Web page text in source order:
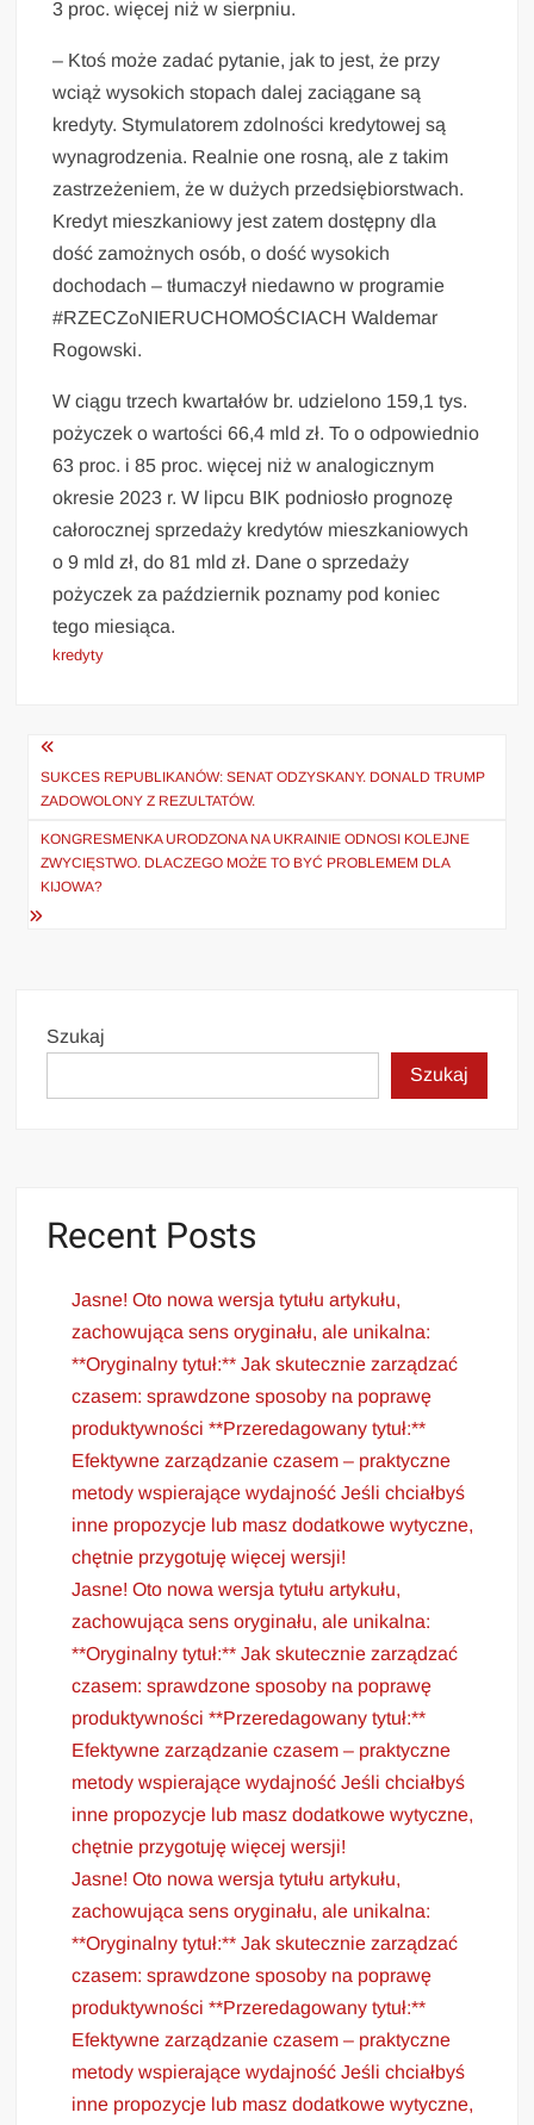
3 proc. więcej niż w sierpniu.
– Ktoś może zadać pytanie, jak to jest, że przy
wciąż wysokich stopach dalej zaciągane są
kredyty. Stymulatorem zdolności kredytowej są
wynagrodzenia. Realnie one rosną, ale z takim
zastrzeżeniem, że w dużych przedsiębiorstwach.
Kredyt mieszkaniowy jest zatem dostępny dla
dość zamożnych osób, o dość wysokich
dochodach – tłumaczył niedawno w programie
#RZECZoNIERUCHOMOŚCIACH Waldemar
Rogowski.
W ciągu trzech kwartałów br. udzielono 159,1 tys.
pożyczek o wartości 66,4 mld zł. To o odpowiednio
63 proc. i 85 proc. więcej niż w analogicznym
okresie 2023 r. W lipcu BIK podniosło prognozę
całorocznej sprzedaży kredytów mieszkaniowych
o 9 mld zł, do 81 mld zł. Dane o sprzedaży
pożyczek za październik poznamy pod koniec
tego miesiąca.
kredyty
Nawigacja
wpisu
SUKCES REPUBLIKANÓW: SENAT ODZYSKANY. DONALD TRUMP
ZADOWOLONY Z REZULTATÓW.
KONGRESMENKA URODZONA NA UKRAINIE ODNOSI KOLEJNE
ZWYCIĘSTWO. DLACZEGO MOŻE TO BYĆ PROBLEMEM DLA
KIJOWA?
Szukaj
Szukaj
Recent Posts
Jasne! Oto nowa wersja tytułu artykułu,
zachowująca sens oryginału, ale unikalna:
**Oryginalny tytuł:** Jak skutecznie zarządzać
czasem: sprawdzone sposoby na poprawę
produktywności **Przeredagowany tytuł:**
Efektywne zarządzanie czasem – praktyczne
metody wspierające wydajność Jeśli chciałbyś
inne propozycje lub masz dodatkowe wytyczne,
chętnie przygotuję więcej wersji!
Jasne! Oto nowa wersja tytułu artykułu,
zachowująca sens oryginału, ale unikalna:
**Oryginalny tytuł:** Jak skutecznie zarządzać
czasem: sprawdzone sposoby na poprawę
produktywności **Przeredagowany tytuł:**
Efektywne zarządzanie czasem – praktyczne
metody wspierające wydajność Jeśli chciałbyś
inne propozycje lub masz dodatkowe wytyczne,
chętnie przygotuję więcej wersji!
Jasne! Oto nowa wersja tytułu artykułu,
zachowująca sens oryginału, ale unikalna:
**Oryginalny tytuł:** Jak skutecznie zarządzać
czasem: sprawdzone sposoby na poprawę
produktywności **Przeredagowany tytuł:**
Efektywne zarządzanie czasem – praktyczne
metody wspierające wydajność Jeśli chciałbyś
inne propozycje lub masz dodatkowe wytyczne,